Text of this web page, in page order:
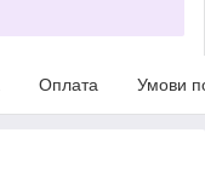
Оплата Умови